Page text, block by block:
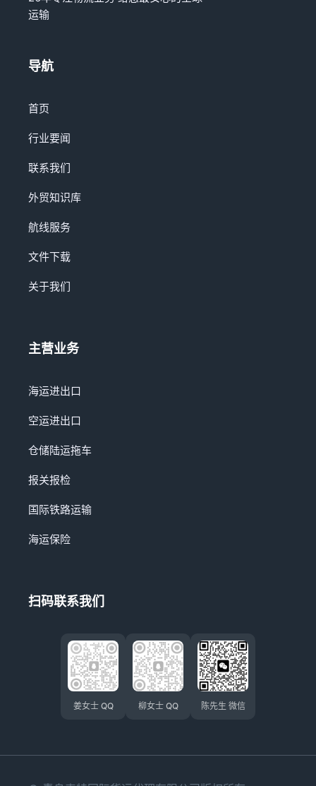
运输
导航
首页
行业要闻
联系我们
外贸知识库
航线服务
文件下载
关于我们
主营业务
海运进出口
空运进出口
仓储陆运拖车
报关报检
国际铁路运输
海运保险
扫码联系我们
姜女士 QQ 柳女士 QQ 陈先生 微信